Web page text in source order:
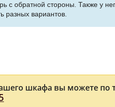
с обратной стороны. Также у
разных вариантов.
шкафа вы можете по